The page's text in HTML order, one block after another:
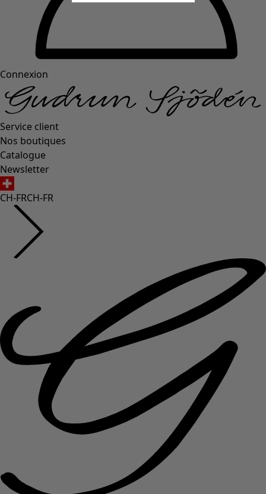
Connexion
Service client
Nos boutiques
Catalogue
Newsletter
CH-FRCH-FR